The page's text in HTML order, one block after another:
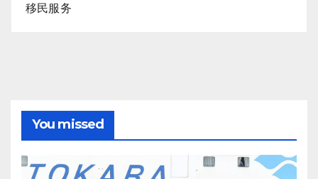
移民服务
You missed